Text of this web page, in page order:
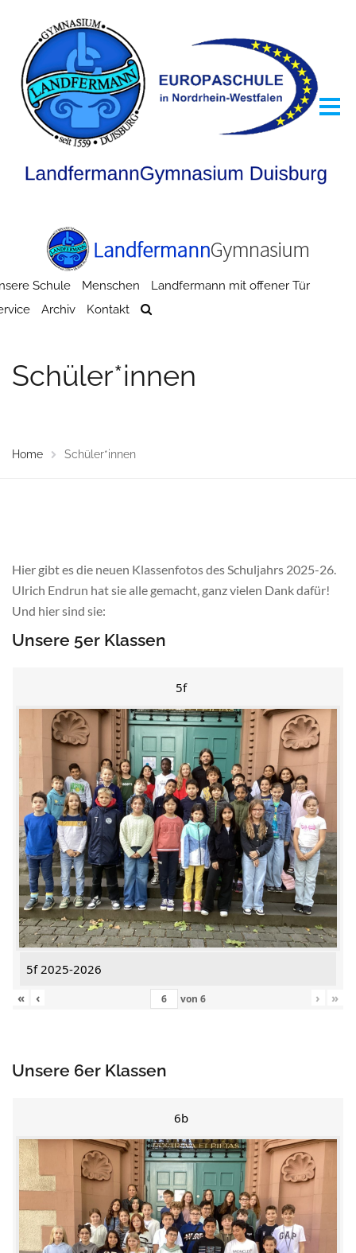
Schule Menschen
Landfermann mit offener Tür
Archiv Kontakt
Schüler*innen
Home Schüler*innen
Hier gibt es die neuen Klassenfotos des Schuljahrs 2025-26.
Ulrich Endrun hat sie alle gemacht, ganz vielen Dank dafür!
Und hier sind sie:
Unsere 5er Klassen
5f
5f 2025-2026
«
‹ von 6 › »
Unsere 6er Klassen
6b